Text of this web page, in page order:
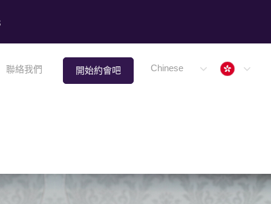
聯絡我們 開始約會吧 Chinese Hong